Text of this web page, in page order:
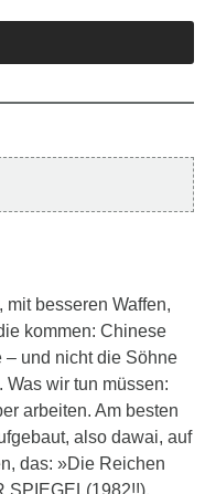
mit besseren Waffen,
kommen: Chinese
– und nicht die Söhne
wir tun müssen:
arbeiten. Am besten
also dawai, auf
das: »Die Reichen